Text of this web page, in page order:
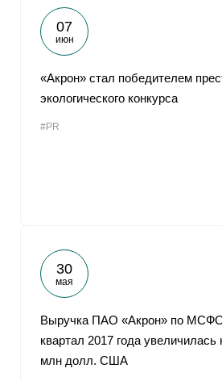
07
июн
«Акрон» стал победителем
экологического конкурса
#PR
30
мая
Выручка ПАО «Акрон» по
квартал 2017 года увеличилась
млн долл. США